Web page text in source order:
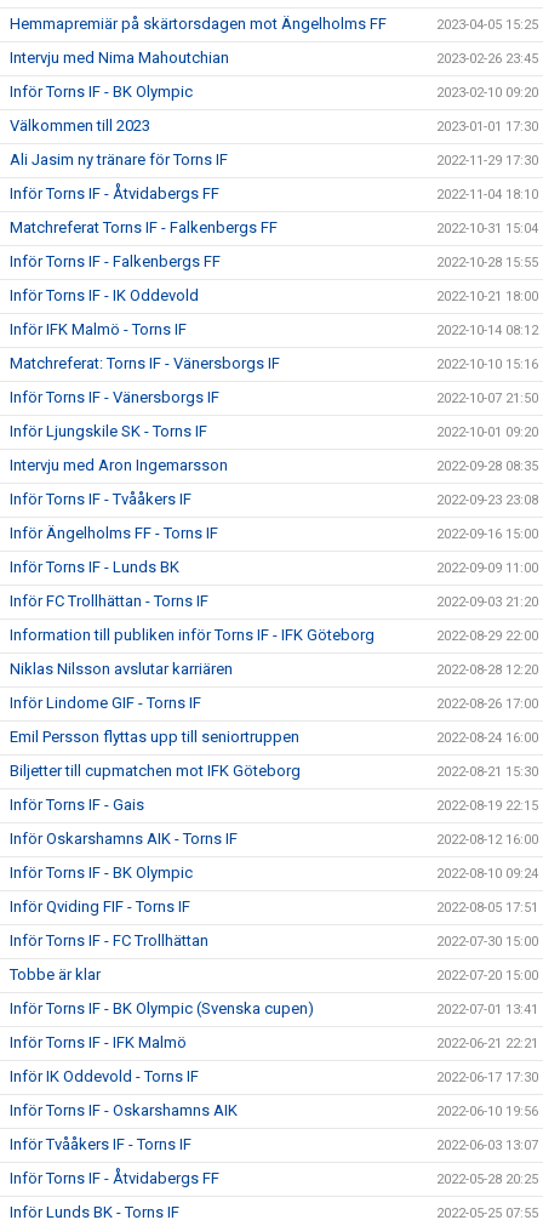
Hemmapremiär på skärtorsdagen mot Ängelholms FF 2023-04-05 15:25
Intervju med Nima Mahoutchian 2023-02-26 23:45
Inför Torns IF - BK Olympic 2023-02-10 09:20
Välkommen till 2023 2023-01-01 17:30
Ali Jasim ny tränare för Torns IF 2022-11-29 17:30
Inför Torns IF - Åtvidabergs FF 2022-11-04 18:10
Matchreferat Torns IF - Falkenbergs FF 2022-10-31 15:04
Inför Torns IF - Falkenbergs FF 2022-10-28 15:55
Inför Torns IF - IK Oddevold 2022-10-21 18:00
Inför IFK Malmö - Torns IF 2022-10-14 08:12
Matchreferat: Torns IF - Vänersborgs IF 2022-10-10 15:16
Inför Torns IF - Vänersborgs IF 2022-10-07 21:50
Inför Ljungskile SK - Torns IF 2022-10-01 09:20
Intervju med Aron Ingemarsson 2022-09-28 08:35
Inför Torns IF - Tvååkers IF 2022-09-23 23:08
Inför Ängelholms FF - Torns IF 2022-09-16 15:00
Inför Torns IF - Lunds BK 2022-09-09 11:00
Inför FC Trollhättan - Torns IF 2022-09-03 21:20
Information till publiken inför Torns IF - IFK Göteborg 2022-08-29 22:00
Niklas Nilsson avslutar karriären 2022-08-28 12:20
Inför Lindome GIF - Torns IF 2022-08-26 17:00
Emil Persson flyttas upp till seniortruppen 2022-08-24 16:00
Biljetter till cupmatchen mot IFK Göteborg 2022-08-21 15:30
Inför Torns IF - Gais 2022-08-19 22:15
Inför Oskarshamns AIK - Torns IF 2022-08-12 16:00
Inför Torns IF - BK Olympic 2022-08-10 09:24
Inför Qviding FIF - Torns IF 2022-08-05 17:51
Inför Torns IF - FC Trollhättan 2022-07-30 15:00
Tobbe är klar 2022-07-20 15:00
Inför Torns IF - BK Olympic (Svenska cupen) 2022-07-01 13:41
Inför Torns IF - IFK Malmö 2022-06-21 22:21
Inför IK Oddevold - Torns IF 2022-06-17 17:30
Inför Torns IF - Oskarshamns AIK 2022-06-10 19:56
Inför Tvååkers IF - Torns IF 2022-06-03 13:07
Inför Torns IF - Åtvidabergs FF 2022-05-28 20:25
Inför Lunds BK - Torns IF 2022-05-25 07:55